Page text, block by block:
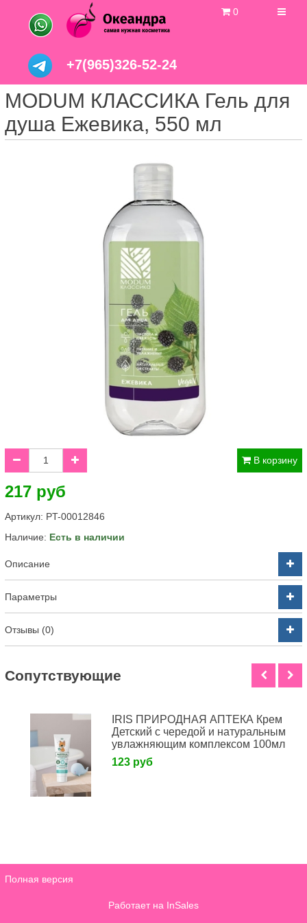
+7(965)326-52-24
0
MODUM КЛАССИКА Гель для
душа Ежевика, 550 мл
В корзину
217 руб
Артикул: PT-00012846
Наличие: Есть в наличии
Описание
Параметры
Отзывы (0)
Cопутствующие
IRIS ПРИРОДНАЯ АПТЕКА Крем
Детский с чередой и натуральным
увлажняющим комплексом 100мл
123 руб
Полная версия
Работает на InSales